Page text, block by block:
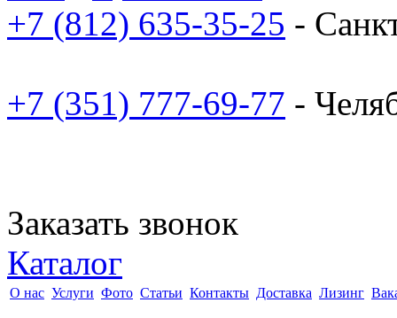
+7 (812) 635-35-25 -
+7 (351) 777-69-77 -
Заказать звонок
Каталог
О нас Услуги Фото Статьи Контакты Доставка Лизинг